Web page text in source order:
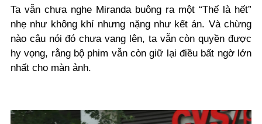
Ta vẫn chưa nghe Miranda buông ra một “Thế là hết”
nhẹ như không khí nhưng nặng như kết án. Và chừng
nào câu nói đó chưa vang lên, ta vẫn còn quyền được
hy vọng, rằng bộ phim vẫn còn giữ lại điều bất ngờ lớn
nhất cho màn ảnh.